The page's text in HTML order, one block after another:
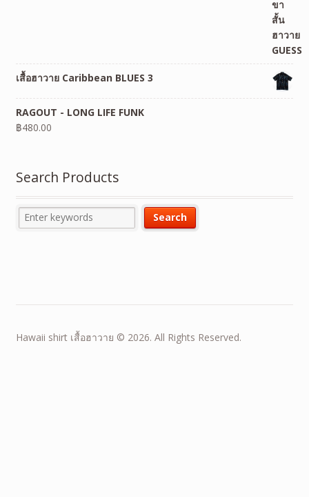
เสื้อฮาวาย Caribbean BLUES 3
RAGOUT - LONG LIFE FUNK
฿480.00
Search Products
Hawaii shirt เสื้อฮาวาย © 2026. All Rights Reserved.